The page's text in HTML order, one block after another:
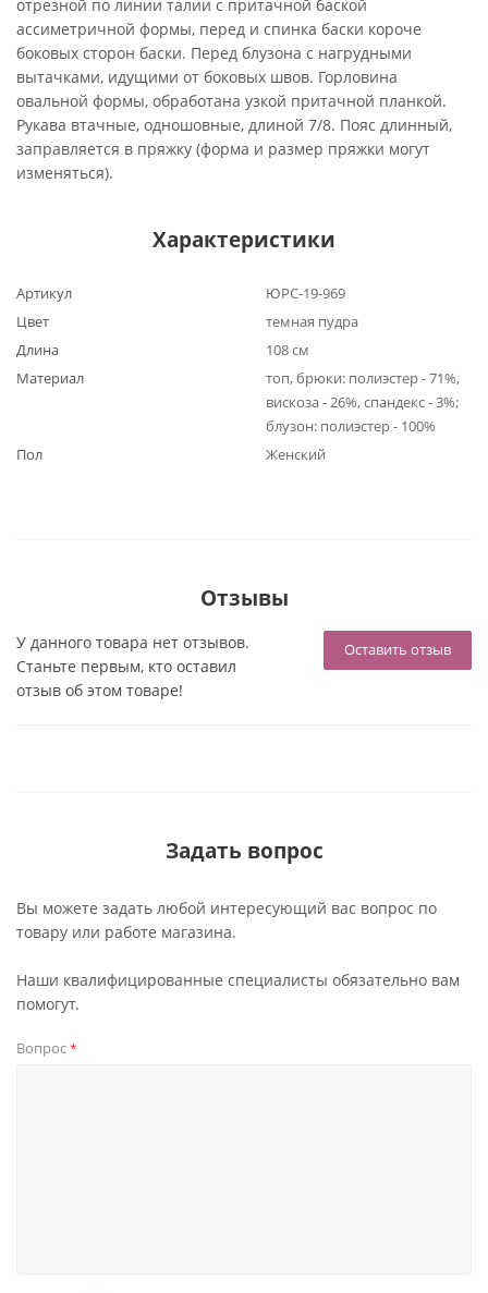
отрезной по линии талии с притачной баской
ассиметричной формы, перед и спинка баски короче
боковых сторон баски. Перед блузона с нагрудными
вытачками, идущими от боковых швов. Горловина
овальной формы, обработана узкой притачной планкой.
Рукава втачные, одношовные, длиной 7/8. Пояс длинный,
заправляется в пряжку (форма и размер пряжки могут
изменяться).
Характеристики
Артикул
ЮРС-19-969
Цвет
темная пудра
Длина
108 см
Материал
топ, брюки: полиэстер - 71%,
вискоза - 26%, спандекс - 3%;
блузон: полиэстер - 100%
Пол
Женский
Отзывы
Оставить отзыв
У данного товара нет отзывов.
Станьте первым, кто оставил
отзыв об этом товаре!
Задать вопрос
Вы можете задать любой интересующий вас вопрос по
товару или работе магазина.
Наши квалифицированные специалисты обязательно вам
помогут.
Вопрос*